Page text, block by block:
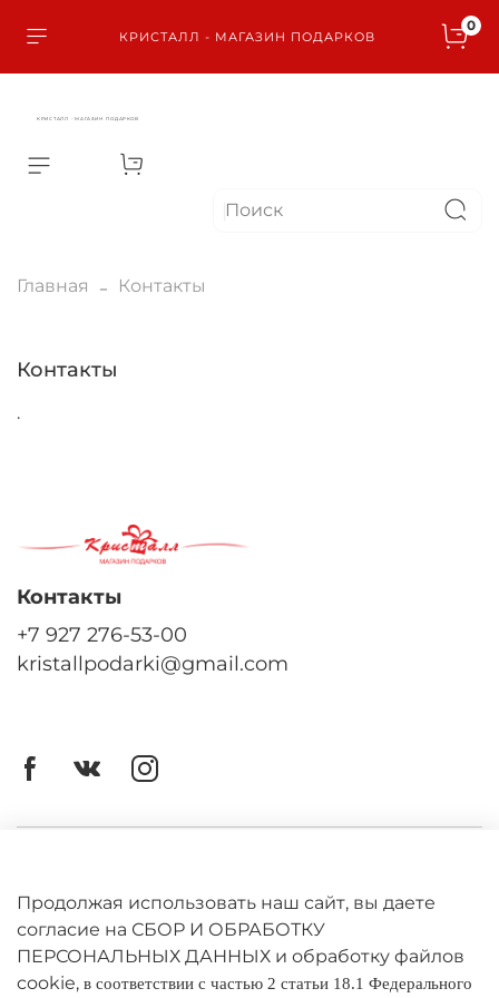
КРИСТАЛЛ - МАГАЗИН ПОДАРКОВ
0
КРИСТАЛЛ - МАГАЗИН ПОДАРКОВ
Главная Контакты
Контакты
.
Оферта
Политика конфиденциальности
Контакты
+7 927 276-53-00
kristallpodarki@gmail.com
Продолжая использовать наш сайт, вы даете
согласие на СБОР И ОБРАБОТКУ
ПЕРСОНАЛЬНЫХ ДАННЫХ и обработку файлов
cookie, в соответствии с частью 2 статьи 18.1 Федерального